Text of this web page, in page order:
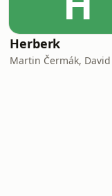
Herberk
Martin Čermák,